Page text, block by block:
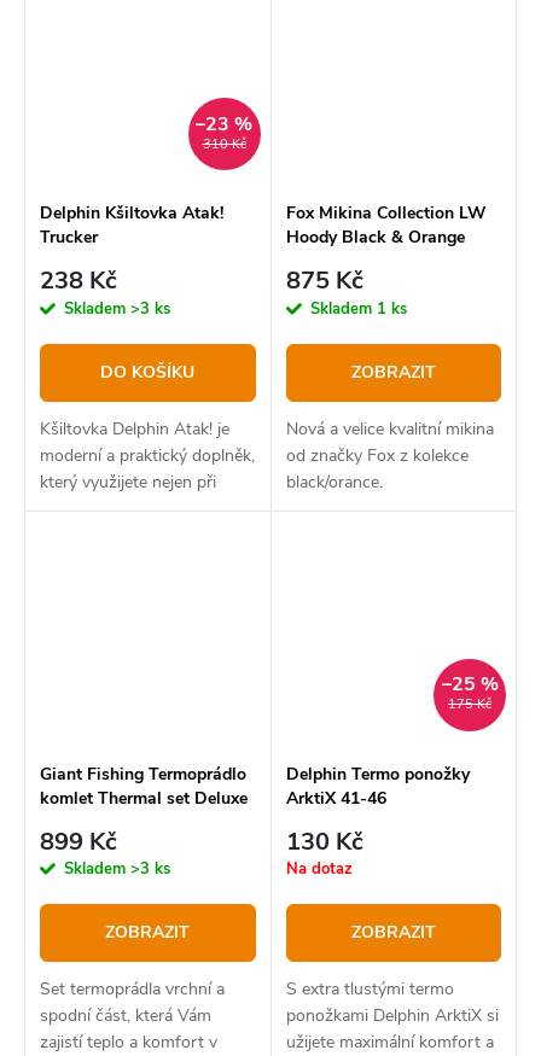
310 Kč
–23 %
Delphin Kšiltovka Atak!
Trucker
238 Kč
Skladem >3 ks
DO KOŠÍKU
Kšiltovka Delphin Atak! je
moderní a praktický doplněk,
který využijete nejen při
vycházkách k vodě.
Fox Mikina Collection LW
Hoody Black & Orange
875 Kč
Skladem 1 ks
ZOBRAZIT
Nová a velice kvalitní mikina
od značky Fox z kolekce
black/orance.
Giant Fishing Termoprádlo
komlet Thermal set Deluxe
899 Kč
Skladem >3 ks
ZOBRAZIT
Set termoprádla vrchní a
spodní část, která Vám
zajistí teplo a komfort v
175 Kč
–25 %
Delphin Termo ponožky
ArktiX 41-46
130 Kč
Na dotaz
ZOBRAZIT
S extra tlustými termo
ponožkami Delphin ArktiX si
užijete maximální komfort a